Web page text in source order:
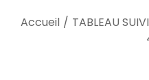
Accueil / TABLEAU